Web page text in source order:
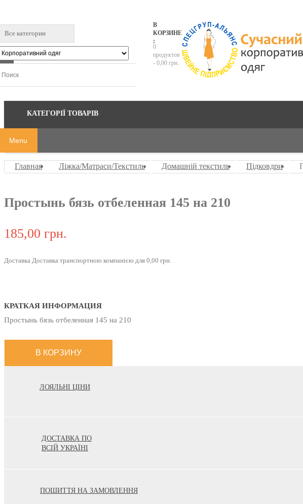
Все категории
В
КОРЗИНЕ
:
0
продуктов
- 0,00 грн.
КАТЕГОРІЇ ТОВАРІВ
Menu
Главная Ліжка/Матраси/Текстиль Домашній текстиль Підковдри
Простынь бязь отбеленная 145 на 210
185,00 грн.
Доставка Доставка транспортною компанією для 0,00 грн.
КРАТКАЯ ИНФОРМАЦИЯ
Простынь бязь отбеленная 145 на 210
ЛОЯЛЬНІ ЦІНИ
ДОСТАВКА ПО
ВСІЙ УКРАЇНІ
ПОШИТТЯ НА ЗАМОВЛЕННЯ